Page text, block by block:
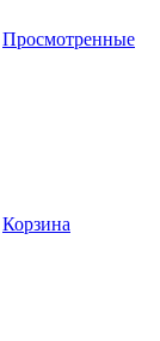
Просмотренные
Корзина